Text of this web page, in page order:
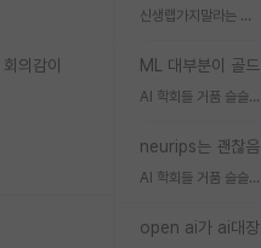
신생랩가지말라는 이유가 있었구나
AI 학회들 거품 슬슬 지적이 나오네요
neurips는 괜찮음
AI 학회들 거품 슬슬 지적이 나오네요
의감이